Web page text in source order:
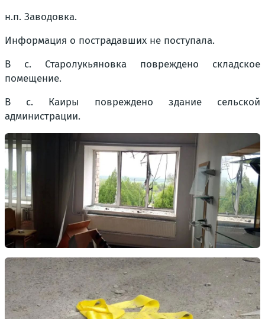
н.п. Заводовка.
Информация о пострадавших не поступала.
В с. Старолукьяновка повреждено складское
помещение.
В с. Каиры повреждено здание сельской
администрации.